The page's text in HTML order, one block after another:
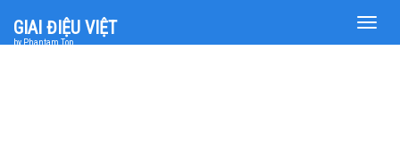
Toggle
GIAI ĐIỆU VIỆT
by Phantam Top